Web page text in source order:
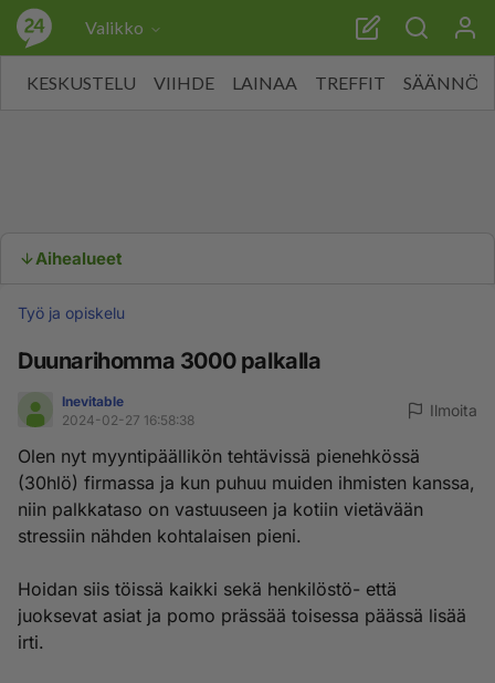
Valikko
KESKUSTELU VIIHDE LAINAA TREFFIT SÄÄNNÖT
Aihealueet
Työ ja opiskelu
Duunarihomma 3000 palkalla
Inevitable
2024-02-27 16:58:38
Ilmoita
Olen nyt myyntipäällikön tehtävissä pienehkössä
(30hlö) firmassa ja kun puhuu muiden ihmisten kanssa,
niin palkkataso on vastuuseen ja kotiin vietävään
stressiin nähden kohtalaisen pieni.
Hoidan siis töissä kaikki sekä henkilöstö- että
juoksevat asiat ja pomo prässää toisessa päässä lisää
irti.